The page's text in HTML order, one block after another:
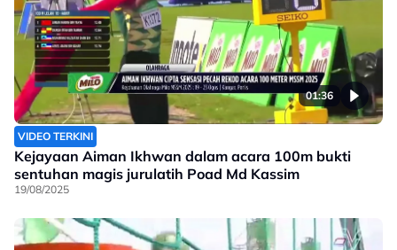
01:36
VIDEO TERKINI
Kejayaan Aiman Ikhwan dalam acara 100m bukti
sentuhan magis jurulatih Poad Md Kassim
19/08/2025